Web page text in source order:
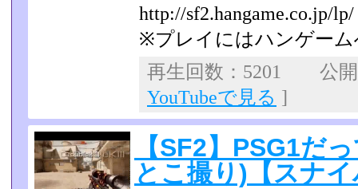
http://sf2.hangame.co.jp/lp/
※プレイにはハンゲー
再生回数：5201 公
YouTubeで見る ]
【SF2】PSG1だ
とこ撮り)【スナ